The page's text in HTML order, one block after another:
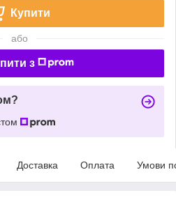
Купити
або
з
Доставка Оплата Умови